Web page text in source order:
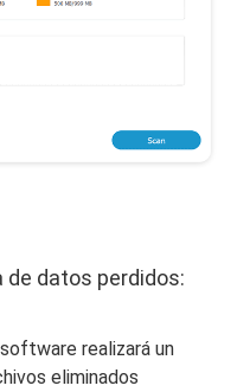
de datos perdidos:
realizará un
eliminados